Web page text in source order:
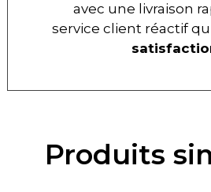
avec une livraison
service client réactif
Produits